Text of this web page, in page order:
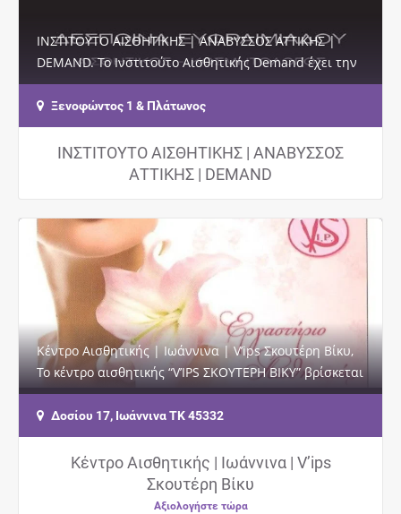
ΙΝΣΤΙΤΟΥΤΟ ΑΙΣΘΗΤΙΚΗΣ | ΑΝΑΒΥΣΣΟΣ ΑΤΤΙΚΗΣ |
DEMAND. Το Ινστιτούτο Αισθητικής Demand έχει την
έδρα του στην Ανάβυσσο Αττικής, στην οδό…
Ξενοφώντος 1 & Πλάτωνος
ΙΝΣΤΙΤΟΥΤΟ ΑΙΣΘΗΤΙΚΗΣ | ΑΝΑΒΥΣΣΟΣ
ΑΤΤΙΚΗΣ | DEMAND
Κέντρο Αισθητικής | Ιωάννινα | V’ips Σκουτέρη Βίκυ,
Το κέντρο αισθητικής “V’IPS ΣΚΟΥΤΕΡΗ ΒΙΚΥ” βρίσκεται
στα…
Δοσίου 17, Ιωάννινα ΤΚ 45332
Κέντρο Αισθητικής | Ιωάννινα | V’ips
Σκουτέρη Βίκυ
Αξιολογήστε τώρα